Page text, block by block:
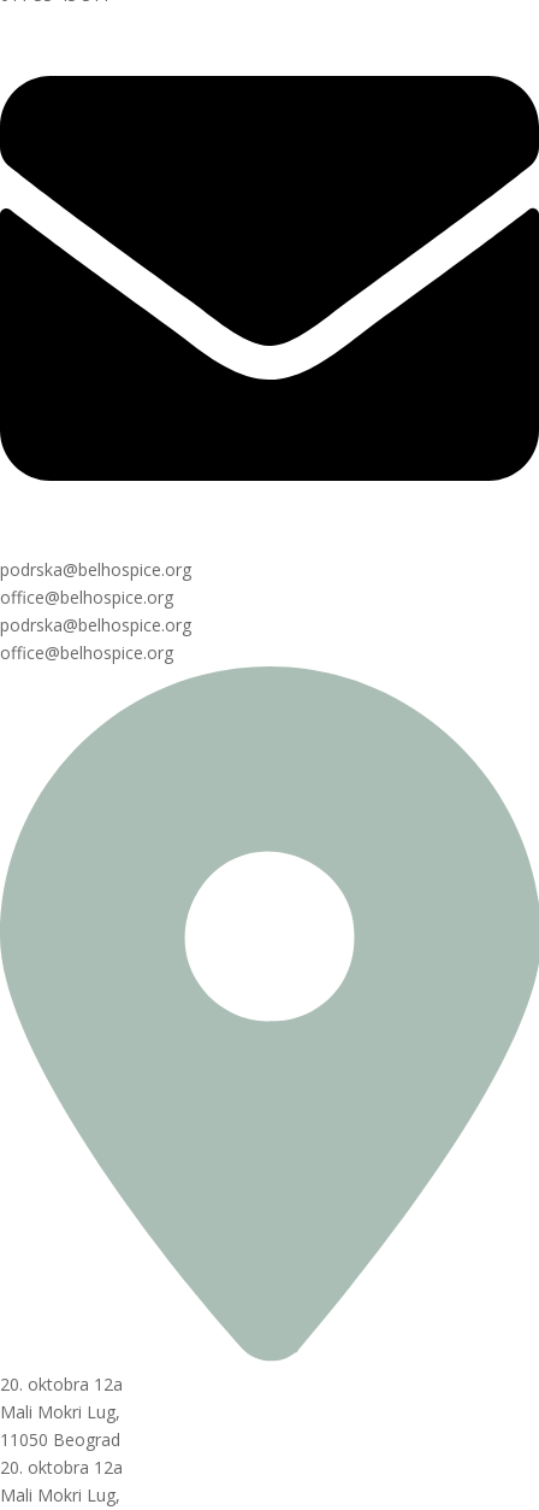
podrska@belhospice.org
office@belhospice.org
podrska@belhospice.org
office@belhospice.org
20. oktobra 12a
Mali Mokri Lug,
11050 Beograd
20. oktobra 12a
Mali Mokri Lug,